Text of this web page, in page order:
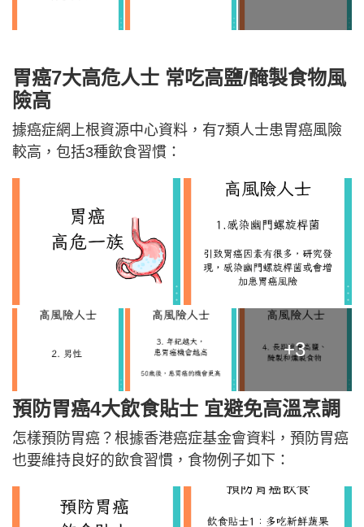
胃癌7大高危人士 常吃高鹽/醃製食物風
險高
據癌症網上根資源中心資料，有7類人士患胃癌風險
較高，包括3種飲食習慣：
+3
預防胃癌4大飲食貼士 宜避免高溫烹調
怎樣預防胃癌？根據香港癌症基金會資料，預防胃癌
也要維持良好的飲食習慣，食物例子如下：